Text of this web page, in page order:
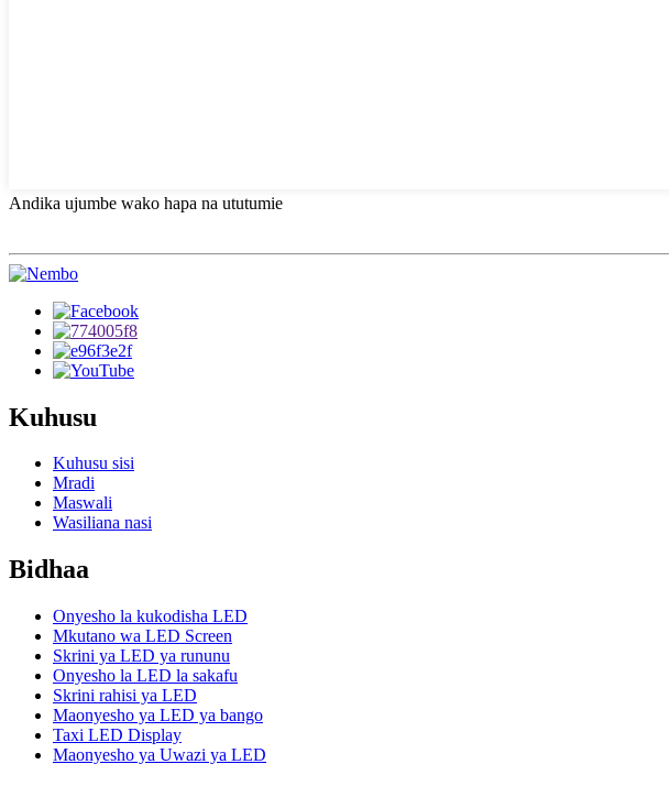
Andika ujumbe wako hapa na ututumie
Kuhusu
Kuhusu sisi
Mradi
Maswali
Wasiliana nasi
Bidhaa
Onyesho la kukodisha LED
Mkutano wa LED Screen
Skrini ya LED ya rununu
Onyesho la LED la sakafu
Skrini rahisi ya LED
Maonyesho ya LED ya bango
Taxi LED Display
Maonyesho ya Uwazi ya LED